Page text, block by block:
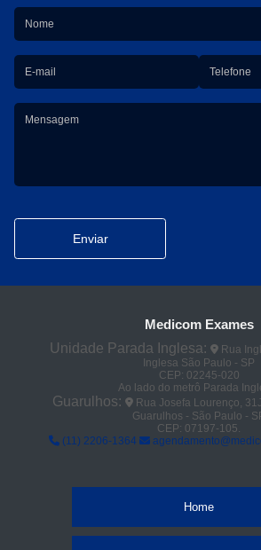
Enviar
Medicom Exames
Unidade Parada Inglesa:
Rua
Inglesa São Paulo - SP
CEP: 02245-020
Ao lado do metrô Parada
Guarulhos:
Rua Josefa Lourenço,
Guarulhos - São Paulo -
CEP: 07197-105.
(11) 2206-1364
Home